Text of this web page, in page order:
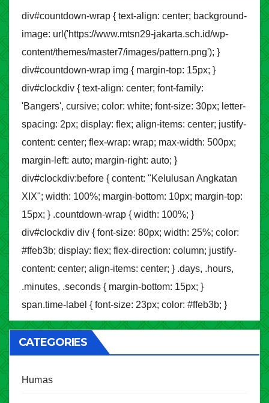
div#countdown-wrap { text-align: center; background-
image: url('https://www.mtsn29-jakarta.sch.id/wp-
content/themes/master7/images/pattern.png'); }
div#countdown-wrap img { margin-top: 15px; }
div#clockdiv { text-align: center; font-family:
'Bangers', cursive; color: white; font-size: 30px; letter-
spacing: 2px; display: flex; align-items: center; justify-
content: center; flex-wrap: wrap; max-width: 500px;
margin-left: auto; margin-right: auto; }
div#clockdiv:before { content: "Kelulusan Angkatan
XIX"; width: 100%; margin-bottom: 10px; margin-top:
15px; } .countdown-wrap { width: 100%; }
div#clockdiv div { font-size: 80px; width: 25%; color:
#ffeb3b; display: flex; flex-direction: column; justify-
content: center; align-items: center; } .days, .hours,
.minutes, .seconds { margin-bottom: 15px; }
span.time-label { font-size: 23px; color: #ffeb3b; }
CATEGORIES
Humas